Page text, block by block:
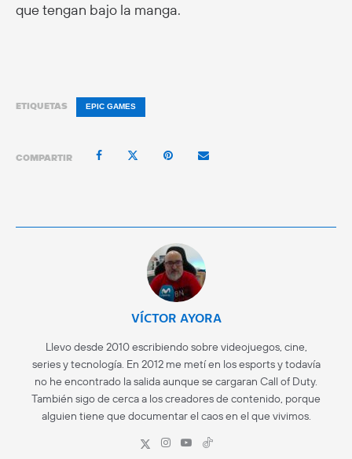
que tengan bajo la manga.
ETIQUETAS EPIC GAMES
COMPARTIR
VÍCTOR AYORA
Llevo desde 2010 escribiendo sobre videojuegos, cine,
series y tecnología. En 2012 me metí en los esports y todavía
no he encontrado la salida aunque se cargaran Call of Duty.
También sigo de cerca a los creadores de contenido, porque
alguien tiene que documentar el caos en el que vivimos.